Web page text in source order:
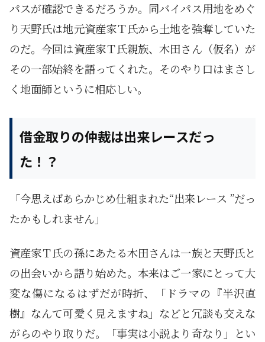
パスが確認できるだろうか。同バイパス用地をめぐ
り天野氏は地元資産家Ｔ氏から土地を強奪していた
のだ。今回は資産家Ｔ氏親族、木田さん（仮名）が
その一部始終を語ってくれた。そのやり口はまさし
く地面師というに相応しい。
借金取りの仲裁は出来レースだっ
た！？
「今思えばあらかじめ仕組まれた“出来レース ”だっ
たかもしれません」
資産家Ｔ氏の孫にあたる木田さんは一族と天野氏と
の出会いから語り始めた。本来はご一家にとって大
変な傷になるはずだが時折、「ドラマの『半沢直
樹』なんて可愛く見えますね」などと冗談も交えな
がらのやり取りだ。「事実は小説より奇なり」とい